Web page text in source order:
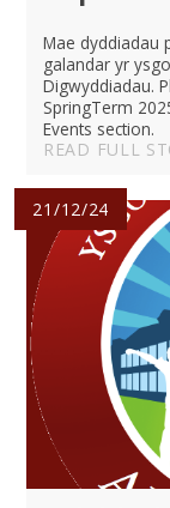
Mae dyddiadau
galandar yr
Digwyddiadau.
SpringTerm
Events section.
READ FULL
21/12/24